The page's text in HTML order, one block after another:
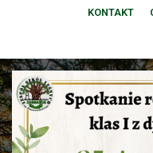
KONTAKT